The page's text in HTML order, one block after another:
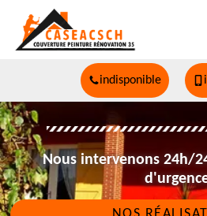
indisponible
Nous intervenons 24h/